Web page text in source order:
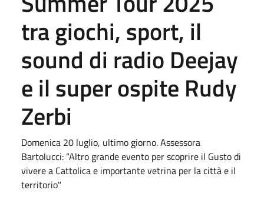
tra giochi, sport, il
sound di radio Deejay
e il super ospite Rudy
Zerbi
Domenica 20 luglio, ultimo giorno. Assessora
Bartolucci: “Altro grande evento per scoprire il Gusto di
vivere a Cattolica e importante vetrina per la città e il
territorio"